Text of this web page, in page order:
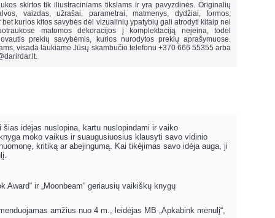
skirtos tik iliustraciniams tikslams ir yra pavyzdinės. Originalių
vaizdas, užrašai, parametrai, matmenys, dydžiai, formos,
bet kurios kitos savybės dėl vizualinių ypatybių gali atrodyti kitaip nei
matomos dekoracijos į komplektaciją neįeina,todėl
prekių savybėmis, kurios nurodytos prekių aprašymuose.
visada laukiame Jūsų skambučio telefonu +370 666 55355 arba
.
idėjas nuslopina, kartu nuslopindami ir vaiko
moko vaikus ir suaugusiuosius klausyti savo vidinio
kritiką ar abejingumą. Kai tikėjimas savo idėja auga, ji
Award“ ir „Moonbeam“ geriausių vaikiškų knygų
amžius nuo 4 m., leidėjas MB „Apkabink mėnulį“,